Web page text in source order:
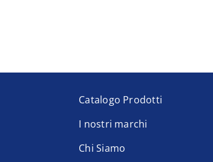
Catalogo Prodotti
I nostri marchi
Chi Siamo